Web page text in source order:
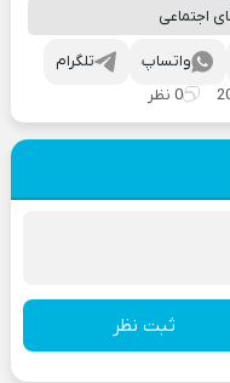
اجتماعی
تلگرام واتساپ
0 نظر
ثبت نظر